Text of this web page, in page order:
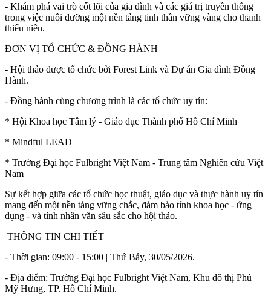
- Khám phá vai trò cốt lõi của gia đình và các giá trị truyền thống
trong việc nuôi dưỡng một nền tảng tinh thần vững vàng cho thanh
thiếu niên.
ĐƠN VỊ TỔ CHỨC & ĐỒNG HÀNH
- Hội thảo được tổ chức bởi Forest Link và Dự án Gia đình Đồng
Hành.
- Đồng hành cùng chương trình là các tổ chức uy tín:
* Hội Khoa học Tâm lý - Giáo dục Thành phố Hồ Chí Minh
* Mindful LEAD
* Trường Đại học Fulbright Việt Nam - Trung tâm Nghiên cứu Việt
Nam
Sự kết hợp giữa các tổ chức học thuật, giáo dục và thực hành uy tín
mang đến một nền tảng vững chắc, đảm bảo tính khoa học - ứng
dụng - và tính nhân văn sâu sắc cho hội thảo.
THÔNG TIN CHI TIẾT
- Thời gian: 09:00 - 15:00 | Thứ Bảy, 30/05/2026.
- Địa điểm: Trường Đại học Fulbright Việt Nam, Khu đô thị Phú
Mỹ Hưng, TP. Hồ Chí Minh.